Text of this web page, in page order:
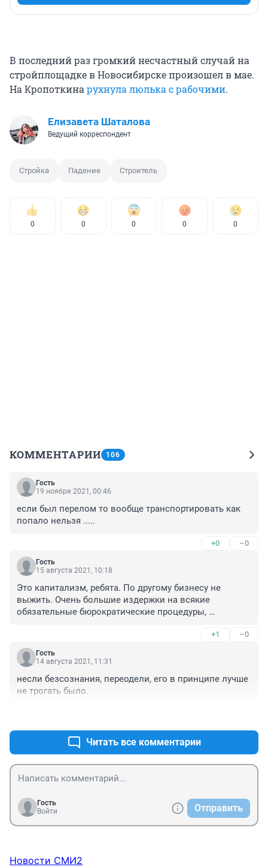
В последний раз громкий несчастный случай на
стройплощадке в Новосибирске произошел в мае.
На Кропоткинарухнула люлька с рабочими.
Елизавета Шаталова
Ведущий корреспондент
Стройка Падение Строитель
0 0 0 0 0
КОММЕНТАРИИ 106
Гость
19 ноября 2021, 00:46
если был перелом то вообще транспортировать как
попало нельзя .....
+0 –0
Гость
15 августа 2021, 10:18
Это капитализм, ребята. По другому бизнесу не
выжить. Очень большие издержки на всякие
обязательные бюрократические процедуры,
хорошей жизни руководители пренебрегают техникой
безопасности, не от хорошей жизни рабочие лояльны
к таким пренебрежениям и сами готовы рисковать.
соблюдаются. Это неправильно, это плохо, но это
особенность социально-экономической модели
+1 –0
Гость
14 августа 2021, 11:31
несли безсознания, переодели, его в принципе лучше
не трогать было.
Читать все комментарии
Гость
Войти
Отправить
Новости СМИ2